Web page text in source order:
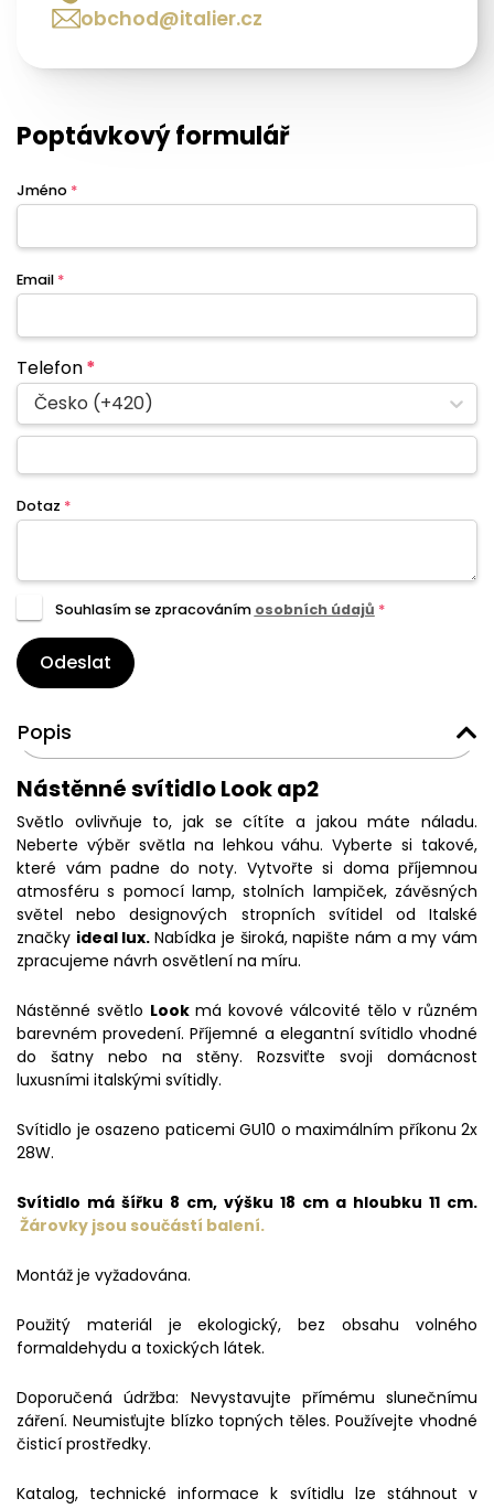
obchod@italier.cz
Poptávkový formulář
Jméno *
Email *
Telefon*
Česko (+420)
Dotaz *
Souhlasím se zpracováním osobních údajů *
Odeslat
Popis
Nástěnné svítidlo Look ap2
Světlo ovlivňuje to, jak se cítíte a jakou máte náladu.
Neberte výběr světla na lehkou váhu. Vyberte si takové,
které vám padne do noty. Vytvořte si doma příjemnou
atmosféru s pomocí lamp, stolních lampiček, závěsných
světel nebo designových stropních svítidel od Italské
značky ideal lux.Nabídka je široká, napište nám a my vám
zpracujeme návrh osvětlení na míru.
Nástěnné světlo Lookmá kovové válcovité tělo v různém
barevném provedení. Příjemné a elegantní svítidlo vhodné
do šatny nebo na stěny. Rozsviťte svoji domácnost
luxusními italskými svítidly.
Svítidlo je osazeno paticemi GU10 o maximálním příkonu 2x
28W.
Svítidlo má šířku 8 cm, výšku 18 cm a hloubku 11 cm.
Žárovky jsou součástí balení.
Montáž je vyžadována.
Použitý materiál je ekologický, bez obsahu volného
formaldehydu a toxických látek.
Doporučená údržba: Nevystavujte přímému slunečnímu
záření. Neumisťujte blízko topných těles. Používejte vhodné
čisticí prostředky.
Katalog, technické informace k svítidlu lze stáhnout v